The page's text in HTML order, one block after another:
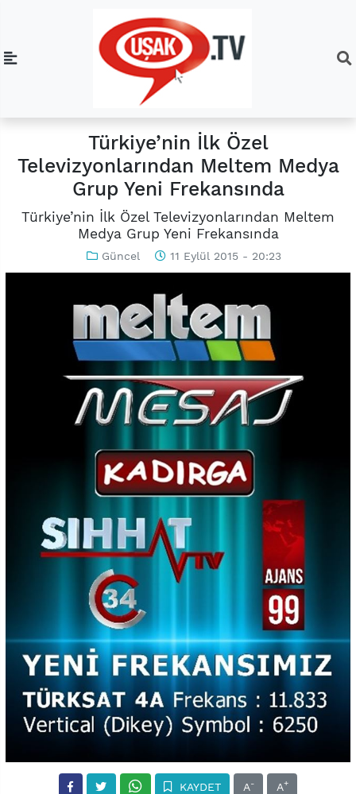
Türkiye’nin İlk Özel
Televizyonlarından Meltem Medya
Grup Yeni Frekansında
Türkiye’nin İlk Özel Televizyonlarından Meltem
Medya Grup Yeni Frekansında
Güncel 11 Eylül 2015 - 20:23
KAYDET A- A+